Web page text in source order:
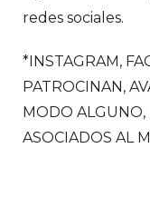
redes sociales.
*INSTAGRAM,
PATROCINAN,
MODO ALGUNO,
ASOCIADOS AL